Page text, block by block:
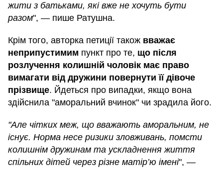
жити з батьками, які вже не хочуть бути
разом", — пише Ратушна.
Крім того, авторка петиції також вважає
неприпустимим пункт про те, що після
розлучення колишній чоловік має право
вимагати від дружини повернути її дівоче
прізвище. Йдеться про випадки, якщо вона
здійснила "аморальний вчинок" чи зрадила його.
"Але чітких меж, що вважають аморальним, не
існує. Норма несе ризики зловживань, помсти
колишнім дружинам та ускладнення життя
спільних дітей через різне матір’ю імені", —